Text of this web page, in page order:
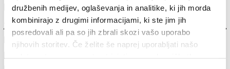
družbenih medijev, oglaševanja in analitike, ki jih morda
kombinirajo z drugimi informacijami, ki ste jim jih
posredovali ali pa so jih zbrali skozi vašo uporabo
njihovih storitev. Če želite še naprej uporabljati našo
Kaj?
Zelo močna želja po očetovstvu. Je pa kasneje prišlo ...
Ko sem bil star približno 40 let, me je v zapor, kjer je